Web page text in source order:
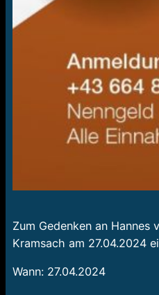
Zum Gedenken an Hannes
Kramsach am 27.04.2024
Wann: 27.04.2024